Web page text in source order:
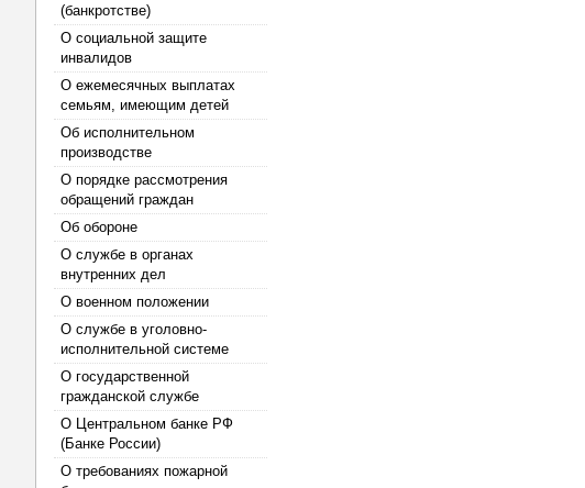
(банкротстве)
О социальной защите
инвалидов
О ежемесячных выплатах
семьям, имеющим детей
Об исполнительном
производстве
О порядке рассмотрения
обращений граждан
Об обороне
О службе в органах
внутренних дел
О военном положении
О службе в уголовно-
исполнительной системе
О государственной
гражданской службе
О Центральном банке РФ
(Банке России)
О требованиях пожарной